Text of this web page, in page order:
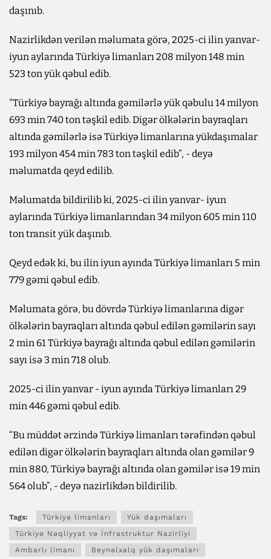
daşınıb.
Nazirlikdən verilən məlumata görə, 2025-ci ilin yanvar-
iyun aylarında Türkiyə limanları 208 milyon 148 min
523 ton yük qəbul edib.
"Türkiyə bayrağı altında gəmilərlə yük qəbulu 14 milyon
693 min 740 ton təşkil edib. Digər ölkələrin bayraqları
altında gəmilərlə isə Türkiyə limanlarına yükdaşımalar
193 milyon 454 min 783 ton təşkil edib”, - deyə
məlumatda qeyd edilib.
Məlumatda bildirilib ki, 2025-ci ilin yanvar- iyun
aylarında Türkiyə limanlarından 34 milyon 605 min 110
ton transit yük daşınıb.
Qeyd edək ki, bu ilin iyun ayında Türkiyə limanları 5 min
779 gəmi qəbul edib.
Məlumata görə, bu dövrdə Türkiyə limanlarına digər
ölkələrin bayraqları altında qəbul edilən gəmilərin sayı
2 min 61 Türkiyə bayrağı altında qəbul edilən gəmilərin
sayı isə 3 min 718 olub.
2025-ci ilin yanvar - iyun ayında Türkiyə limanları 29
min 446 gəmi qəbul edib.
“Bu müddət ərzində Türkiyə limanları tərəfindən qəbul
edilən digər ölkələrin bayraqları altında olan gəmilər 9
min 880, Türkiyə bayrağı altında olan gəmilər isə 19 min
564 olub”, - deyə nazirlikdən bildirilib.
Tags: Türkiyə limanları
Yük daşımaları
Türkiyə Nəqliyyat və İnfrastruktur Nazirliyi
Ambarlı limanı
Beynəlxalq yük daşımaları